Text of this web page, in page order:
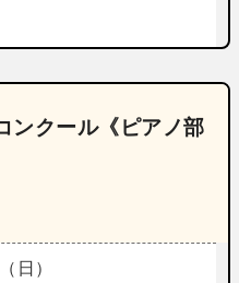
ンクール《ピアノ部
日）